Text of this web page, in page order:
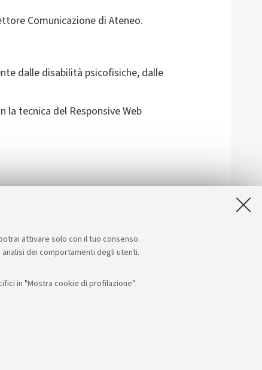
attivare solo con il tuo consenso.
dei comportamenti degli utenti.
in "Mostra cookie di profilazione".
Comunicazione di Ateneo.
dalle disabilità psicofisiche, dalle
tecnica del Responsive Web